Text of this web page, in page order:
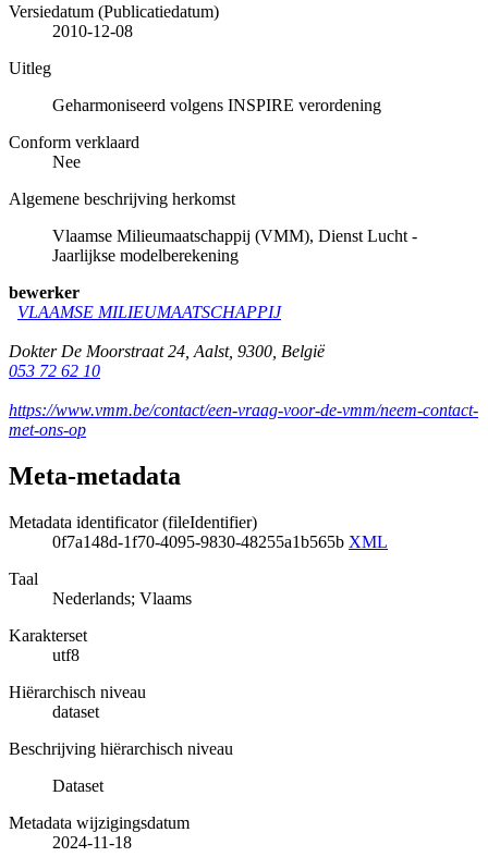
Versiedatum (Publicatiedatum)
2010-12-08
Uitleg
Geharmoniseerd volgens INSPIRE verordening
Conform verklaard
Nee
Algemene beschrijving herkomst
Vlaamse Milieumaatschappij (VMM), Dienst Lucht -
Jaarlijkse modelberekening
bewerker
VLAAMSE MILIEUMAATSCHAPPIJ
Dokter De Moorstraat 24 Aalst, 9300 België
053 72 62 10
https://www.vmm.be/contact/een-vraag-voor-de-vmm/neem-contact-
met-ons-op
Meta-metadata
Metadata identificator (fileIdentifier)
0f7a148d-1f70-4095-9830-48255a1b565b XML
Taal
Nederlands; Vlaams
Karakterset
utf8
Hiërarchisch niveau
dataset
Beschrijving hiërarchisch niveau
Dataset
Metadata wijzigingsdatum
2024-11-18